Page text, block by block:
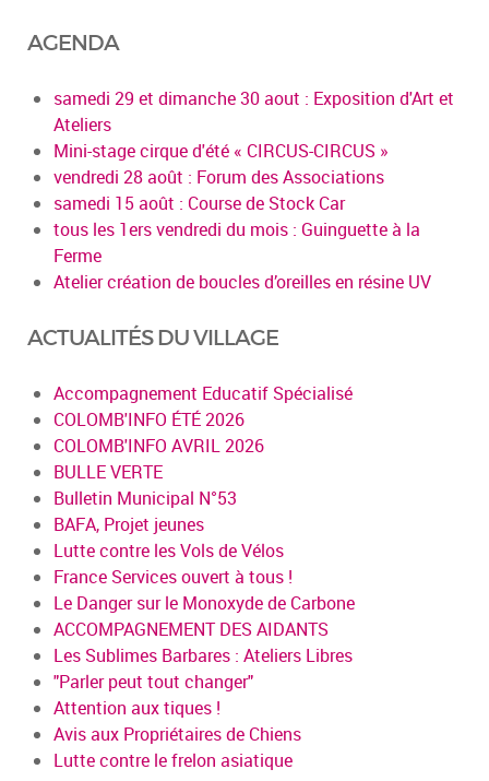
AGENDA
samedi 29 et dimanche 30 aout : Exposition d'Art et
Ateliers
Mini-stage cirque d'été « CIRCUS-CIRCUS »
vendredi 28 août : Forum des Associations
samedi 15 août : Course de Stock Car
tous les 1ers vendredi du mois : Guinguette à la
Ferme
Atelier création de boucles d’oreilles en résine UV
ACTUALITÉS DU VILLAGE
Accompagnement Educatif Spécialisé
COLOMB'INFO ÉTÉ 2026
COLOMB'INFO AVRIL 2026
BULLE VERTE
Bulletin Municipal N°53
BAFA, Projet jeunes
Lutte contre les Vols de Vélos
France Services ouvert à tous !
Le Danger sur le Monoxyde de Carbone
ACCOMPAGNEMENT DES AIDANTS
Les Sublimes Barbares : Ateliers Libres
"Parler peut tout changer"
Attention aux tiques !
Avis aux Propriétaires de Chiens
Lutte contre le frelon asiatique